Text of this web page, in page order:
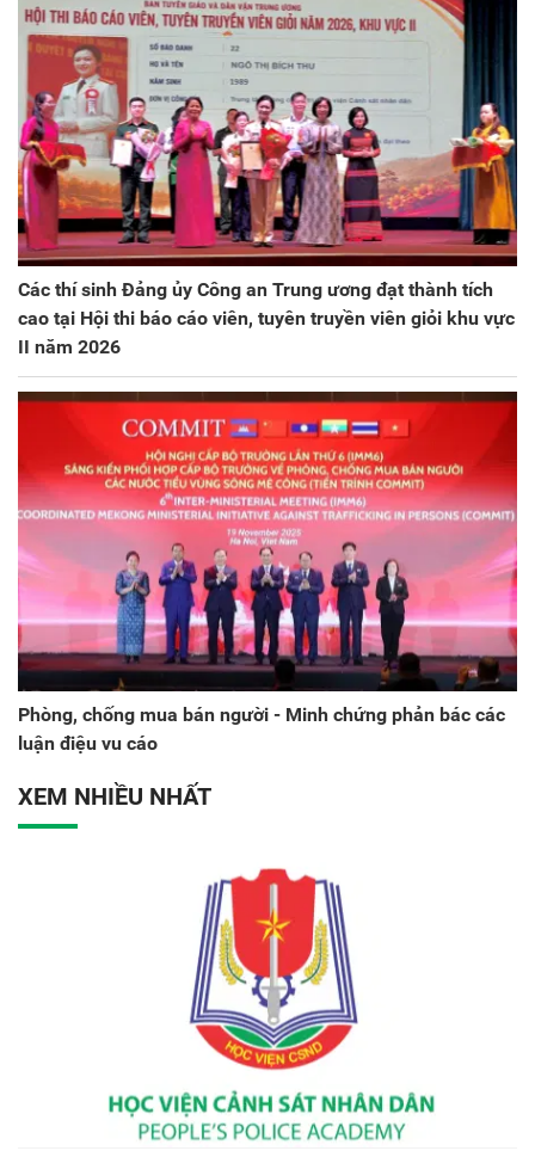
Các thí sinh Đảng ủy Công an Trung ương đạt thành tích
cao tại Hội thi báo cáo viên, tuyên truyền viên giỏi khu vực
II năm 2026
Phòng, chống mua bán người - Minh chứng phản bác các
luận điệu vu cáo
XEM NHIỀU NHẤT